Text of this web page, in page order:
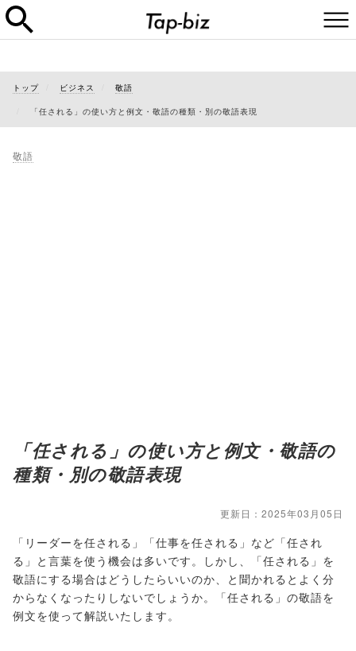
トップ ビジネス 敬語
「任される」の使い方と例文・敬語の種類・別の敬語表現
敬語
「任される」の使い方と例文・敬語の
種類・別の敬語表現
更新日：2025年03月05日
「リーダーを任される」「仕事を任される」など「任され
る」と言葉を使う機会は多いです。しかし、「任される」を
敬語にする場合はどうしたらいいのか、と聞かれるとよく分
からなくなったりしないでしょうか。「任される」の敬語を
例文を使って解説いたします。